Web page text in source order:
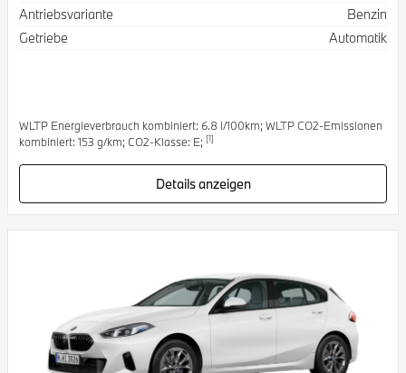
Antriebsvariante
Benzin
Getriebe
Automatik
WLTP Energieverbrauch kombiniert: 6.8 l/100km; WLTP CO2-Emissionen
kombiniert: 153 g/km; CO2-Klasse: E; [1]
Details anzeigen